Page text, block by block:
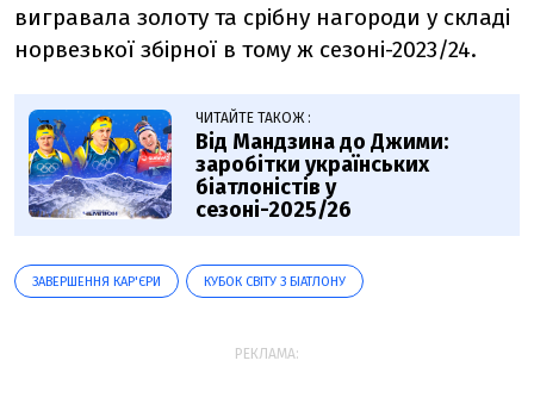
вигравала золоту та срібну нагороди у складі
норвезької збірної в тому ж сезоні-2023/24.
ЧИТАЙТЕ ТАКОЖ :
Від Мандзина до Джими:
заробітки українських
біатлоністів у
сезоні-2025/26
ЗАВЕРШЕННЯ КАР'ЄРИ КУБОК СВІТУ З БІАТЛОНУ
РЕКЛАМА: